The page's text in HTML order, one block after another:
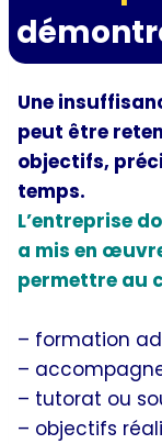
Une
peut être
objectifs,
temps.
L’entreprise
a mis en
permettre au
– formation
–
– tutorat ou
– objectifs